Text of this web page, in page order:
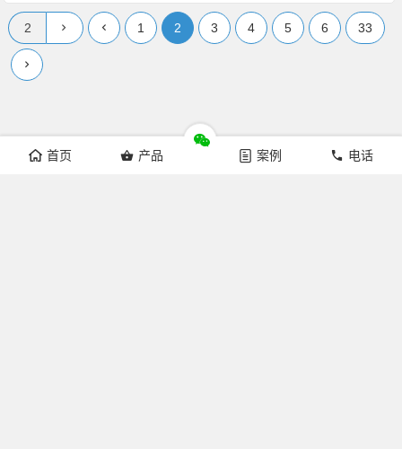
1 2 3 4 5 6 33
首页 产品 案例 电话